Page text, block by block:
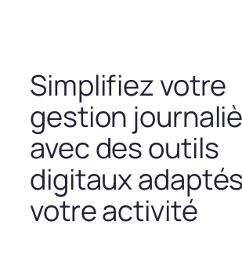
Simplifiez votre
gestion
avec des outils
digitaux
votre activité